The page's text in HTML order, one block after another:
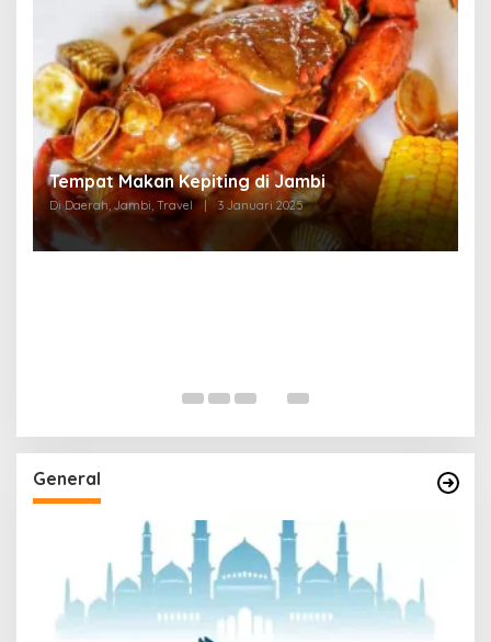
Tempat Makan di Thehok Jambi
Di Daerah, Jambi, Travel | 3 Januari 2025
General